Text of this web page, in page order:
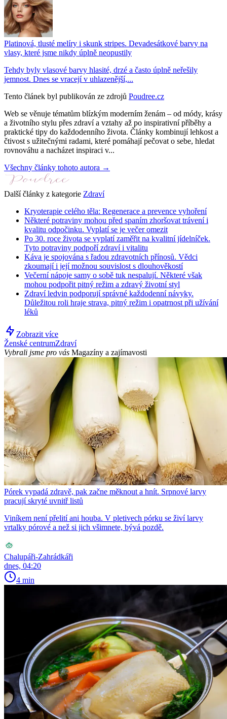
Platinová, tlusté melíry i skunk stripes. Devadesátkové barvy na
vlasy, které jsme nikdy úplně neopustily
Tehdy byly vlasové barvy hlasité, drzé a často úplně neřešily
jemnost. Dnes se vracejí v uhlazenější,...
Tento článek byl publikován ze zdrojů Poudree.cz
Web se věnuje tématům blízkým moderním ženám – od módy, krásy
a životního stylu přes zdraví a vztahy až po inspirativní příběhy a
praktické tipy do každodenního života. Články kombinují lehkost a
čtivost s užitečnými radami, které pomáhají pečovat o sebe, hledat
rovnováhu a nacházet inspiraci v...
Všechny články tohoto autora →
Další články z kategorie Zdraví
Kryoterapie celého těla: Regenerace a prevence vyhoření
Některé potraviny mohou před spaním zhoršovat trávení i
kvalitu odpočinku. Vyplatí se je večer omezit
Po 30. roce života se vyplatí zaměřit na kvalitní jídelníček.
Tyto potraviny podpoří zdraví i vitalitu
Káva je spojována s řadou zdravotních přínosů. Vědci
zkoumají i její možnou souvislost s dlouhověkostí
Večerní nápoje samy o sobě tuk nespalují. Některé však
mohou podpořit pitný režim a zdravý životní styl
Zdraví ledvin podporují správné každodenní návyky.
Důležitou roli hraje strava, pitný režim i opatrnost při užívání
léků
Zobrazit více
Ženské centrumZdraví
Vybrali jsme pro vás Magazíny a zajímavosti
Pórek vypadá zdravě, pak začne měknout a hnít. Srpnové larvy
pracují skryté uvnitř listů
Viníkem není přelití ani houba. V pletivech pórku se živí larvy
vrtalky pórové a než si jich všimnete, bývá pozdě.
Chalupáři-Zahrádkáři
dnes, 04:20
4 min